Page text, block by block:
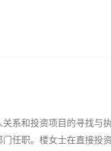
系和投资项目的寻找与
任职。楼女士在直接投